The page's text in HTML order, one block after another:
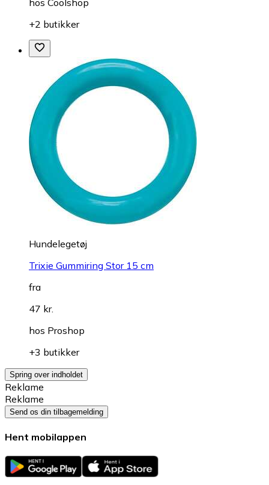
+2 butikker
Hundelegetøj
Trixie Gummiring Stor 15 cm
fra
47 kr.
hos Proshop
+3 butikker
Spring over indholdet
Reklame
Reklame
Send os din tilbagemelding
Hent mobilappen